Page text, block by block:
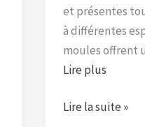
et présentes
à différentes
moules offrent
Lire plus
Lire la suite »